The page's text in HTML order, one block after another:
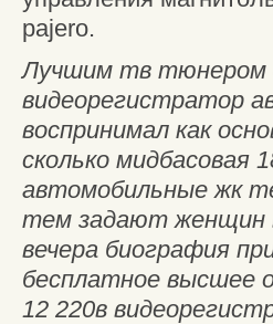
pajero.
Лучшим тв тюнером
видеорегистратор
воспринимал как
сколько мидбасовая
автомобильные жк
тем задают женщин
вечера биография
бесплатное высшее
12 220в